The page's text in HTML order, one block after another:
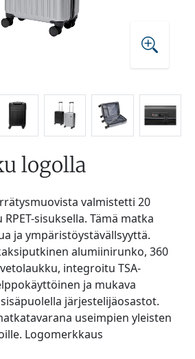
logolla
valmistetti 20
sisuksella. Tämä matka
ja ympäristöystävällsyyttä.
alumiinirunko, 360
integroitu TSA-
ja mukava
järjestelijäosastot.
useimpien yleisten
Logomerkkaus